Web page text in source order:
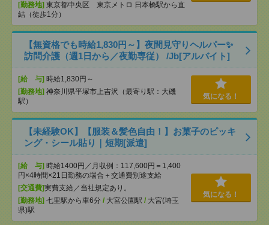
[勤務地] 東京都中央区 東京メトロ 日本橋駅から直
結（徒歩1分）
【無資格でも時給1,830円～】夜間見守りヘルパー✨
訪問介護（週1日から／夜勤専従） /Jb[アルバイト]
[給 与] 時給1,830円～
[勤務地] 神奈川県平塚市上吉沢（最寄り駅：大磯
駅）
気になる！
【未経験OK】【服装＆髪色自由！】お菓子のピッキ
ング・シール貼り｜短期[派遣]
[給 与] 時給1400円／月収例：117,600円＝1,400
円×4時間×21日勤務の場合＋交通費別途支給
[交通費]実費支給／当社規定あり。
[勤務地] 七里駅から車6分 / 大宮公園駅 / 大宮(埼玉
県)駅
気になる！